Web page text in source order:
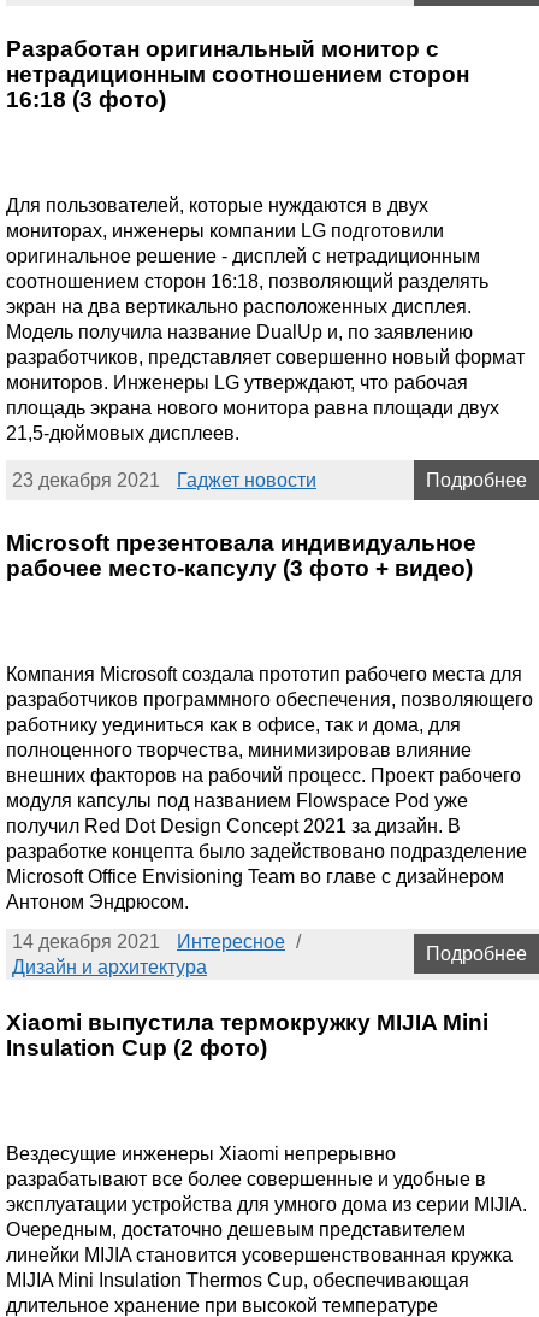
Разработан оригинальный монитор с
нетрадиционным соотношением сторон
16:18 (3 фото)
Для пользователей, которые нуждаются в двух
мониторах, инженеры компании LG подготовили
оригинальное решение - дисплей с нетрадиционным
соотношением сторон 16:18, позволяющий разделять
экран на два вертикально расположенных дисплея.
Модель получила название DualUp и, по заявлению
разработчиков, представляет совершенно новый формат
мониторов. Инженеры LG утверждают, что рабочая
площадь экрана нового монитора равна площади двух
21,5-дюймовых дисплеев.
23 декабря 2021 Гаджет новости Подробнее
Microsoft презентовала индивидуальное
рабочее место-капсулу (3 фото + видео)
Компания Microsoft создала прототип рабочего места для
разработчиков программного обеспечения, позволяющего
работнику уединиться как в офисе, так и дома, для
полноценного творчества, минимизировав влияние
внешних факторов на рабочий процесс. Проект рабочего
модуля капсулы под названием Flowspace Pod уже
получил Red Dot Design Concept 2021 за дизайн. В
разработке концепта было задействовано подразделение
Microsoft Office Envisioning Team во главе с дизайнером
Антоном Эндрюсом.
14 декабря 2021
Интересное /
Дизайн и архитектура
Подробнее
Xiaomi выпустила термокружку MIJIA Mini
Insulation Cup (2 фото)
Вездесущие инженеры Xiaomi непрерывно
разрабатывают все более совершенные и удобные в
эксплуатации устройства для умного дома из серии MIJIA.
Очередным, достаточно дешевым представителем
линейки MIJIA становится усовершенствованная кружка
MIJIA Mini Insulation Thermos Cup, обеспечивающая
длительное хранение при высокой температуре